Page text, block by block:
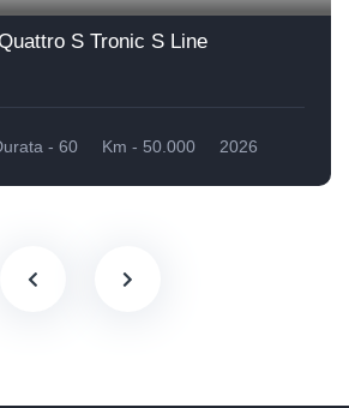
S Tronic S Line
- 60 Km - 50.000
2026